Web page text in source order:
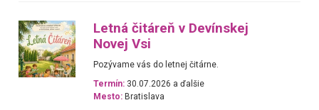
Letná čitáreň v Devínskej
Novej Vsi
Pozývame vás do letnej čitárne.
Termín: 30.07.2026 a ďalšie
Mesto: Bratislava